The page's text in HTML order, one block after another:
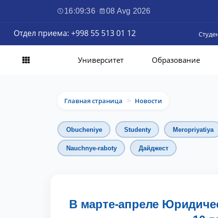
16:09:37 · 08 Avg 2026
Отдел приема: +998 55 513 01 12
Университет Образование
Главная страница > Новости
Obucheniye Studenty Meropriyatiya
Nauchnye-raboty Дайджест
В марте-апреле